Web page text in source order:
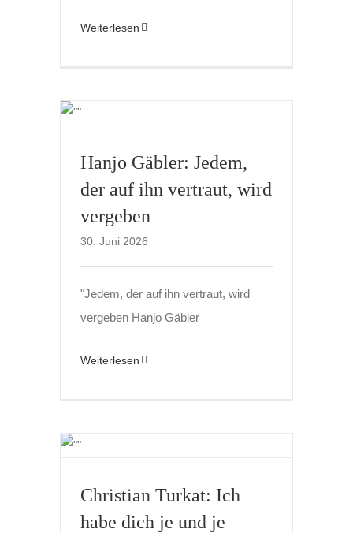
Weiterlesen
Hanjo Gäbler: Jedem,
der auf ihn vertraut, wird
vergeben
30. Juni 2026
"Jedem, der auf ihn vertraut, wird
vergeben Hanjo Gäbler
Weiterlesen
Christian Turkat: Ich
habe dich je und je